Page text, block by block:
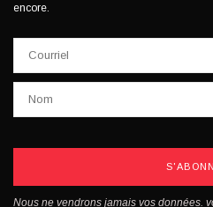
encore.
Nous ne vendrons jamais vos données.